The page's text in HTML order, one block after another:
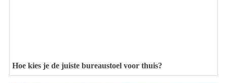
Hoe kies je de juiste bureaustoel voor thuis?